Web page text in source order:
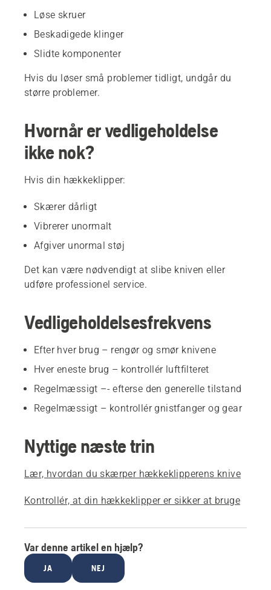
Løse skruer
Beskadigede klinger
Slidte komponenter
Hvis du løser små problemer tidligt, undgår du
større problemer.
Hvornår er vedligeholdelse
ikke nok?
Hvis din hækkeklipper:
Skærer dårligt
Vibrerer unormalt
Afgiver unormal støj
Det kan være nødvendigt at slibe kniven eller
udføre professionel service.
Vedligeholdelsesfrekvens
Efter hver brug – rengør og smør knivene
Hver eneste brug – kontrollér luftfilteret
Regelmæssigt –- efterse den generelle tilstand
Regelmæssigt – kontrollér gnistfanger og gear
Nyttige næste trin
Lær, hvordan du skærper hækkeklipperens knive
Kontrollér, at din hækkeklipper er sikker at bruge
Var denne artikel en hjælp?
JA NEJ